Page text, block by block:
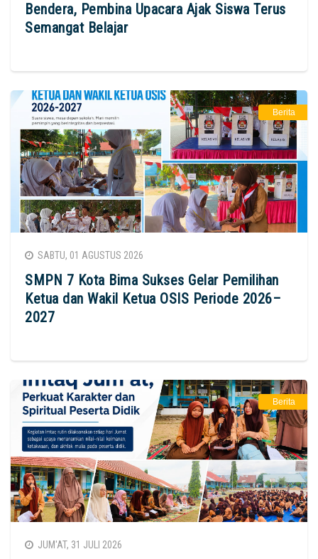
Bendera, Pembina Upacara Ajak Siswa Terus
Semangat Belajar
Berita
SABTU, 01 AGUSTUS 2026
SMPN 7 Kota Bima Sukses Gelar Pemilihan
Ketua dan Wakil Ketua OSIS Periode 2026–
2027
Berita
JUM'AT, 31 JULI 2026